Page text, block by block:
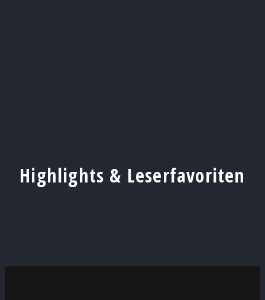
Highlights & Leserfavoriten